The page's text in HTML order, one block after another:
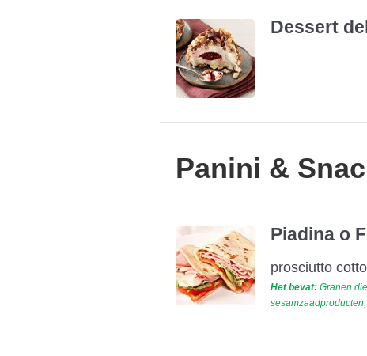
Dessert
Panini &
Piadina o
prosciutto
Het bevat: Granen